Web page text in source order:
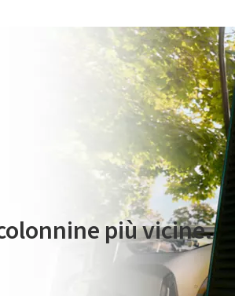
è gestito da Plenitude On The Road
più vicine.